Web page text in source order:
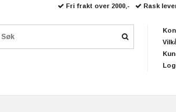
Fri frakt over 2000,- Rask